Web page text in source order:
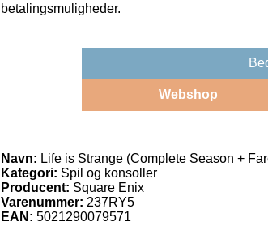
betalingsmuligheder.
Webshop
Navn: Life is Strange (Complete Season +
Kategori: Spil og konsoller
Producent: Square Enix
Varenummer: 237RY5
EAN: 5021290079571